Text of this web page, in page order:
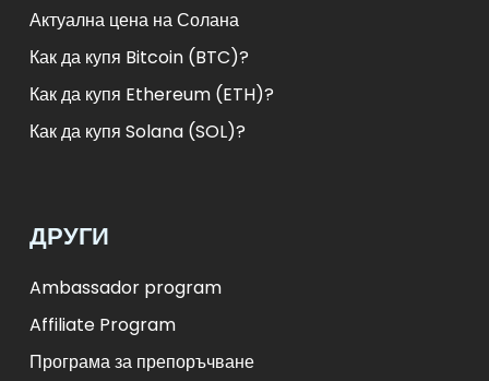
Актуална цена на Солана
Как да купя Bitcoin (BTC)?
Как да купя Ethereum (ETH)?
Как да купя Solana (SOL)?
ДРУГИ
Ambassador program
Affiliate Program
Програма за препоръчване